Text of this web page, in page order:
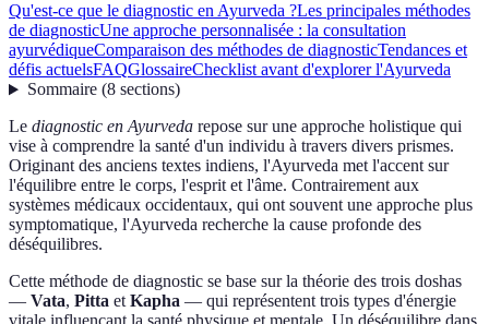
Qu'est-ce que le diagnostic en Ayurveda ?Les principales méthodes
de diagnosticUne approche personnalisée : la consultation
ayurvédiqueComparaison des méthodes de diagnosticTendances et
défis actuelsFAQGlossaireChecklist avant d'explorer l'Ayurveda
Sommaire(8 sections)
Le diagnostic en Ayurveda repose sur une approche holistique qui
vise à comprendre la santé d'un individu à travers divers prismes.
Originant des anciens textes indiens, l'Ayurveda met l'accent sur
l'équilibre entre le corps, l'esprit et l'âme. Contrairement aux
systèmes médicaux occidentaux, qui ont souvent une approche plus
symptomatique, l'Ayurveda recherche la cause profonde des
déséquilibres.
Cette méthode de diagnostic se base sur la théorie des trois doshas
— Vata, Pitta etKapha — qui représentent trois types d'énergie